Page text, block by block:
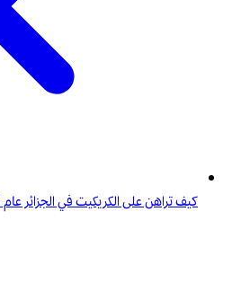
كيف تراهن على الكريكيت في الجزائر عام 2025؟